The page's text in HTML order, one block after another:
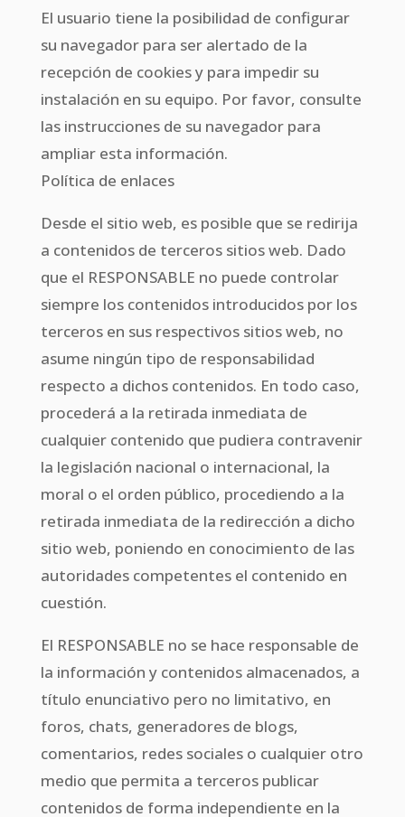
El usuario tiene la posibilidad de configurar
su navegador para ser alertado de la
recepción de cookies y para impedir su
instalación en su equipo. Por favor, consulte
las instrucciones de su navegador para
ampliar esta información.
Política de enlaces
Desde el sitio web, es posible que se redirija
a contenidos de terceros sitios web. Dado
que el RESPONSABLE no puede controlar
siempre los contenidos introducidos por los
terceros en sus respectivos sitios web, no
asume ningún tipo de responsabilidad
respecto a dichos contenidos. En todo caso,
procederá a la retirada inmediata de
cualquier contenido que pudiera contravenir
la legislación nacional o internacional, la
moral o el orden público, procediendo a la
retirada inmediata de la redirección a dicho
sitio web, poniendo en conocimiento de las
autoridades competentes el contenido en
cuestión.
El RESPONSABLE no se hace responsable de
la información y contenidos almacenados, a
título enunciativo pero no limitativo, en
foros, chats, generadores de blogs,
comentarios, redes sociales o cualquier otro
medio que permita a terceros publicar
contenidos de forma independiente en la